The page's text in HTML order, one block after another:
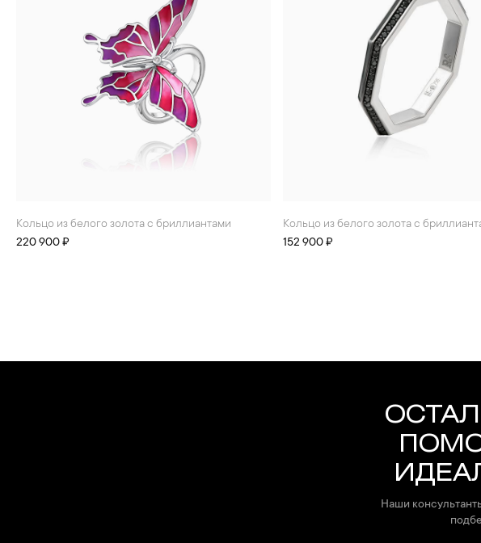
Кольцо из белого золота с бриллиантами
220 900 ₽
Кольцо из белого золота с
152 900 ₽
Наши